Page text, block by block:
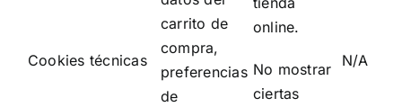
Cookies técnicas
carrito de
compra,
preferencias
de
online.
No mostrar
ciertas
N/A